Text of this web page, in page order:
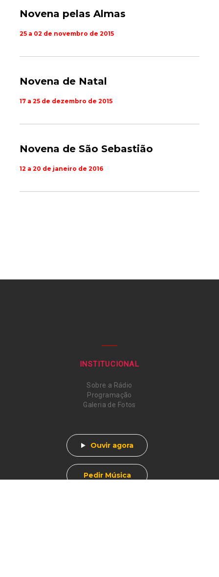
Novena pelas Almas
25 a 02 de novembro de 2015
Novena de Natal
17 a 25 de dezembro de 2015
Novena de São Sebastião
12 a 20 de janeiro de 2016
INSTITUCIONAL
Sobre a Rádio
Programação
Galeria de Fotos
Ouvir agora
Pedir Música